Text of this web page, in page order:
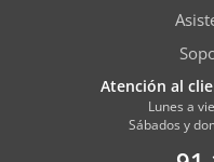
Atención al
Lunes a
Sábados y